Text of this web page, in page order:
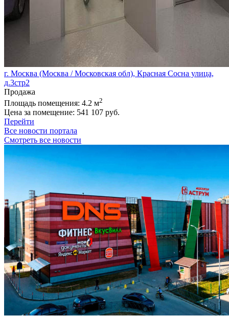
г. Москва (Москва / Московская обл), Красная Сосна улица,
д.3стр2
Продажа
Площадь помещения: 4.2 м2
Цена за помещение: 541 107 руб.
Перейти
Все новости портала
Смотреть все новости